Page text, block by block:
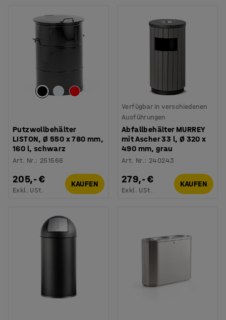
Putzwollbehälter
LISTON, Ø 550 x 780 mm,
160 l, schwarz
Art. Nr.: 251566
205,- €
Exkl. USt.
KAUFEN
Verfügbar in verschiedenen
Ausführungen
Abfallbehälter MURREY
mit Ascher 33 l, Ø 320 x
490 mm, grau
Art. Nr.: 240243
279,- €
Exkl. USt.
KAUFEN